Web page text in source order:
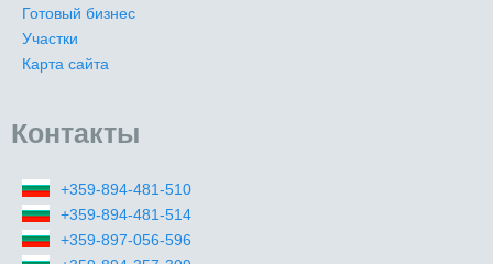
Готовый бизнес
Участки
Карта сайта
Контакты
+359-894-481-510
+359-894-481-514
+359-897-056-596